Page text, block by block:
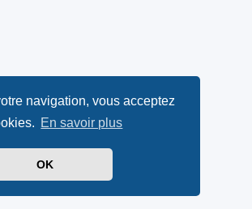
navigation, vous acceptez
En savoir plus
OK